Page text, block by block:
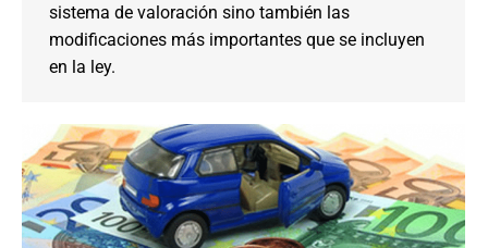
sistema de valoración sino también las
modificaciones más importantes que se incluyen
en la ley.